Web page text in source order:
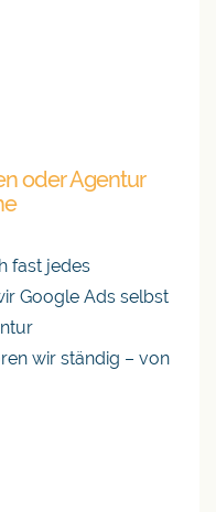
oder Agentur
fast jedes
Google Ads selbst
wir ständig – von